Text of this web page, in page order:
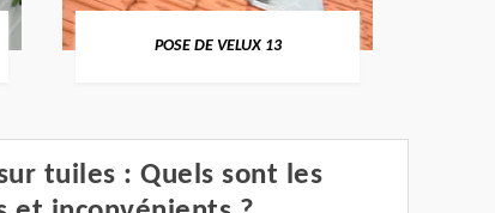
POSE DE VELUX 13
tuiles : Quels sont les